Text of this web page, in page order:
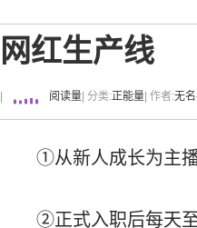
网红生产线
阅读量 | 分类:正能量 | 作者:无
①从新人成长为主
②正式入职后每天